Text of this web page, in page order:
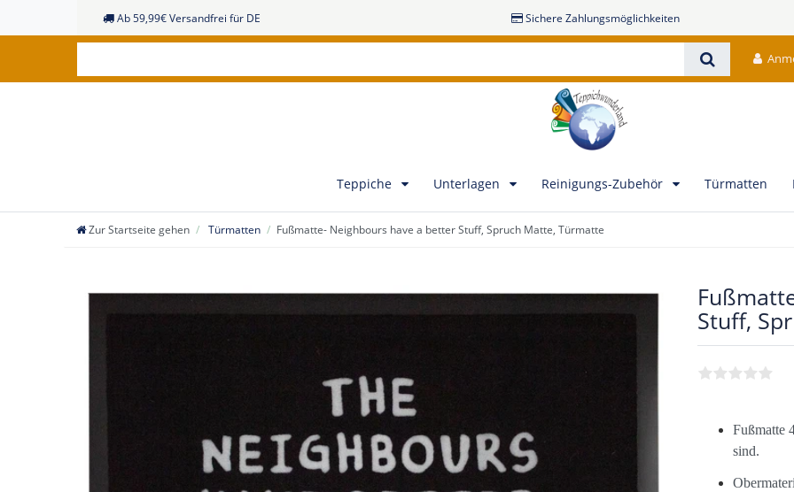
Ab 59,99€ Versandfrei für DE Sichere Zahlungsmöglichkeiten
Teppiche Unterlagen Reinigungs-Zubehör Türmatten
Zur Startseite gehen Türmatten Fußmatte- Neighbours have a better Stuff, Spruch Matte, Türmatte
Stuff,
Fußmatte
sind.